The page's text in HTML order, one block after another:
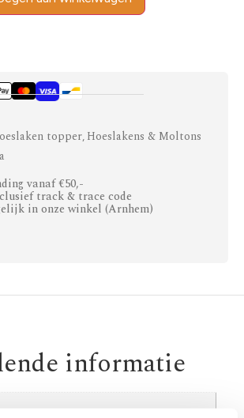
topper, Hoeslakens & Moltons
vanaf €50,-
track & trace code
in onze winkel (Arnhem)
informatie